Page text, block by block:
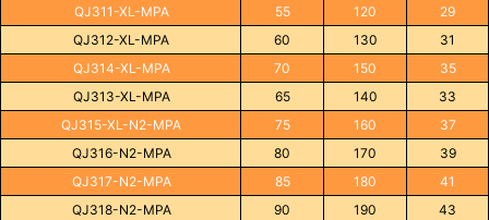
QJ311-XL-MPA
55 120
29
QJ312-XL-MPA
60 130
31
QJ314-XL-MPA
70 150
35
QJ313-XL-MPA
65 140
33
QJ315-XL-N2-MPA
75 160
37
QJ316-N2-MPA
80 170
39
QJ317-N2-MPA
85 180
41
QJ318-N2-MPA
90 190
43